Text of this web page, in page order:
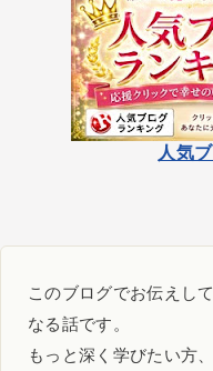
人気
このブログでお伝えし
なる話です。
もっと深く学びたい方